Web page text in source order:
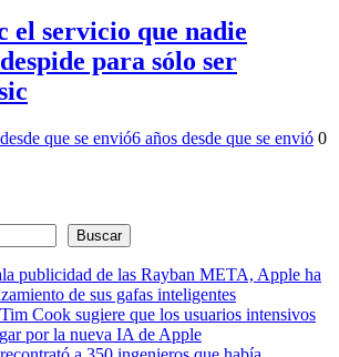
el servicio que nadie
para sólo ser
que se envió6 años desde que se envió 0
Buscar
publicidad de las Rayban META, Apple ha
de sus gafas inteligentes
Cook sugiere que los usuarios intensivos
por la nueva IA de Apple